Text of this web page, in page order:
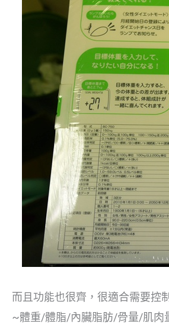
而且功能也很齊，很適合需要控
~體重/體脂/內臟脂肪/骨量/肌肉